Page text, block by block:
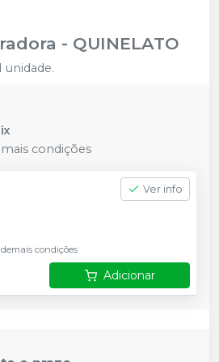
- QUINELATO
condições
Ver info
condições
Adicionar